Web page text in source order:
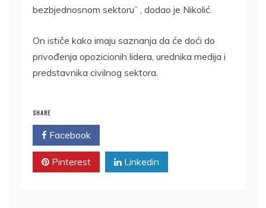
bezbjednosnom sektoru” , dodao je Nikolić.
On ističe kako imaju saznanja da će doći do
privođenja opozicionih lidera, urednika medija i
predstavnika civilnog sektora.
SHARE
Facebook
Pinterest Linkedin